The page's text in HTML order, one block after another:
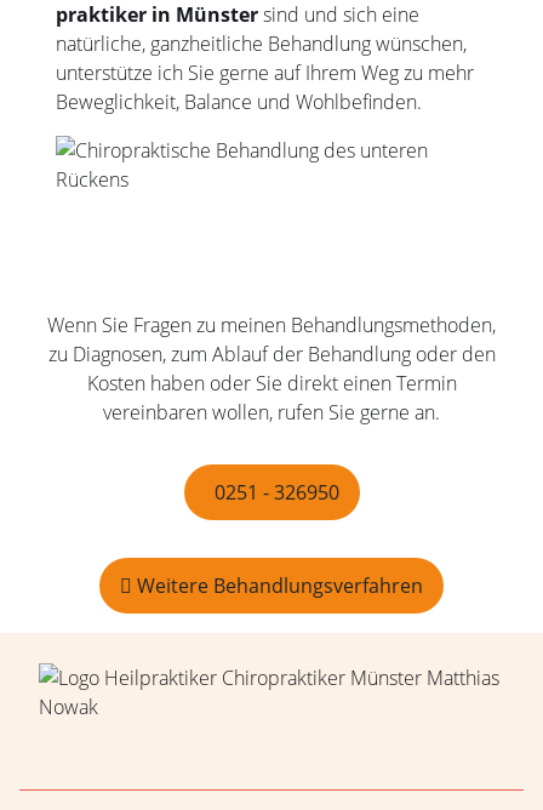
praktiker in Münstersind und sich eine
natürliche, ganz­heitliche Behand­lung wünschen,
unter­stütze ich Sie gerne auf Ihrem Weg zu mehr
Beweg­lichkeit, Balance und Wohl­befinden.
Wenn Sie Fragen zu meinen Behandlungsmethoden,
zu Diagnosen, zum Ablauf der Behandlung oder den
Kosten haben oder Sie direkt einen Termin
vereinbaren wollen, rufen Sie gerne an.
0251 - 326950
Weitere Behandlungsverfahren